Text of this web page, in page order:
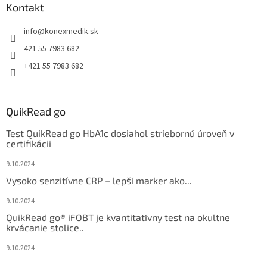
Kontakt
info@konexmedik.sk
421 55 7983 682
+421 55 7983 682
QuikRead go
Test QuikRead go HbA1c dosiahol striebornú úroveň v
certifikácii
9.10.2024
Vysoko senzitívne CRP – lepší marker ako...
9.10.2024
QuikRead go® iFOBT je kvantitatívny test na okultne
krvácanie stolice..
9.10.2024